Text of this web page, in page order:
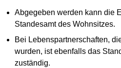
Abgegeben werden kann die
Standesamt des Wohnsitzes.
Bei Lebenspartnerschaften,
wurden, ist ebenfalls das
zuständig.